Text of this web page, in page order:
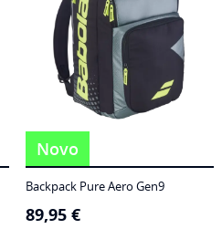
Novo
Backpack Pure Aero Gen9
89,95 €